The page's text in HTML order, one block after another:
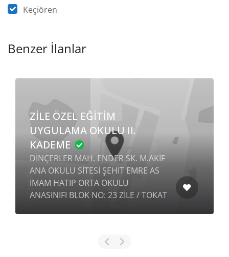
Keçiören
Benzer İlanlar
ZİLE ÖZEL EĞİTİM
UYGULAMA OKULU II.
KADEME
DİNÇERLER MAH. ENDER SK. M.AKİF
ANA OKULU SİTESİ ŞEHIT EMRE AS
IMAM HATIP ORTA OKULU
ANASINIFI BLOK NO: 23 ZİLE / TOKAT